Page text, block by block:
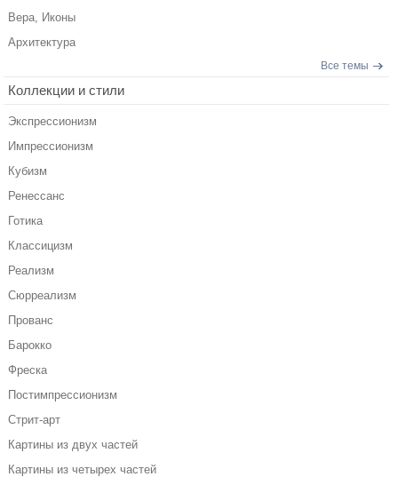
Вера, Иконы
Архитектура
Все темы
Коллекции и стили
Экспрессионизм
Импрессионизм
Кубизм
Ренессанс
Готика
Классицизм
Реализм
Сюрреализм
Прованс
Барокко
Фреска
Постимпрессионизм
Стрит-арт
Картины из двух частей
Картины из четырех частей